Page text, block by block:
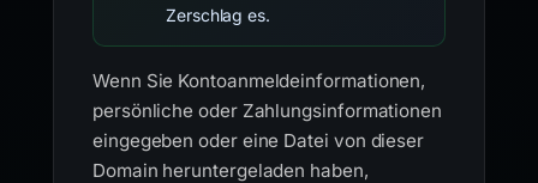
Zerschlag es.
Wenn Sie Kontoanmeldeinformationen,
persönliche oder Zahlungsinformationen
eingegeben oder eine Datei von dieser
Domain heruntergeladen haben,